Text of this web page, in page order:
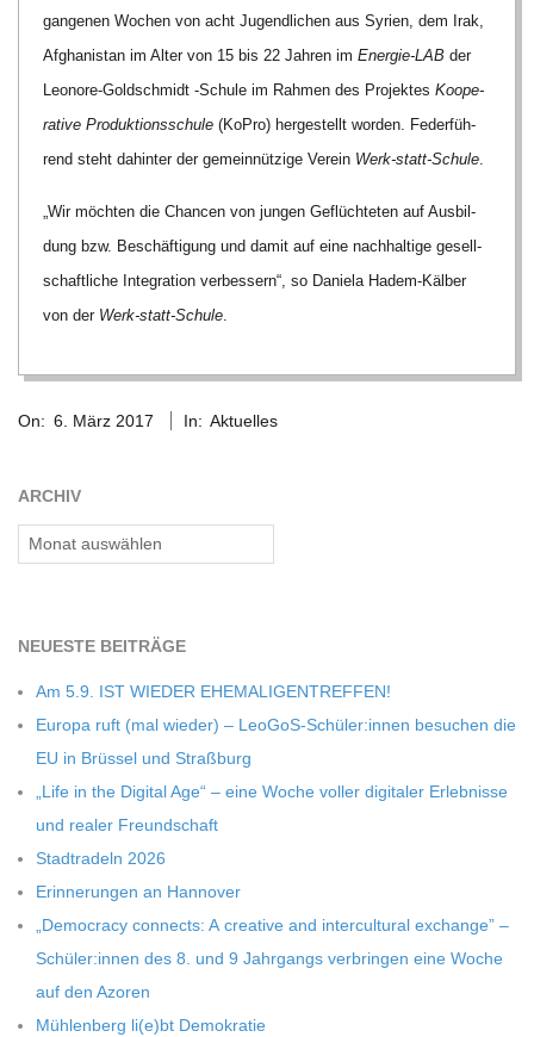
L
D
S
C
H
M
I
T
S
C
H
U
L
E
gan­ge­nen Wochen von acht Jugend­li­chen aus Syrien, dem Irak,
Afgha­ni­stan im Alter von 15 bis 22 Jah­ren im Ener­gie-LAB der
Leo­nore-Gold­schmidt ‑Schule im Rah­men des Pro­jek­tes Koope­
ra­tive Pro­duk­ti­ons­schule (KoPro) her­ge­stellt wor­den. Feder­füh­
rend steht dahin­ter der gemein­nüt­zige Ver­ein Werk-statt-Schule.
„Wir möch­ten die Chan­cen von jun­gen Geflüch­te­ten auf Aus­bil­
dung bzw. Beschäf­ti­gung und damit auf eine nach­hal­tige gesell­
schaft­li­che Inte­gra­tion ver­bes­sern“, so Daniela Hadem-Käl­ber
von der Werk-statt-Schule.
03-
On: 6. März 2017 In: Aktuelles
ARCHIV
Archiv
NEU­ESTE BEITRÄGE
Am 5.9. IST WIEDER EHEMALIGENTREFFEN!
Europa ruft (mal wie­der) – LeoGoS-Schüler:innen besu­chen die
EU in Brüs­sel und Straßburg
„Life in the Digi­tal Age“ – eine Woche vol­ler digi­ta­ler Erleb­nisse
und rea­ler Freundschaft
Stadt­ra­deln 2026
Erin­ne­run­gen an Hannover
„Demo­cracy con­nects: A crea­tive and inter­cul­tu­ral exch­ange” –
Schüler:innen des 8. und 9 Jahr­gangs ver­brin­gen eine Woche
auf den Azoren
Müh­len­berg li(e)bt Demokratie